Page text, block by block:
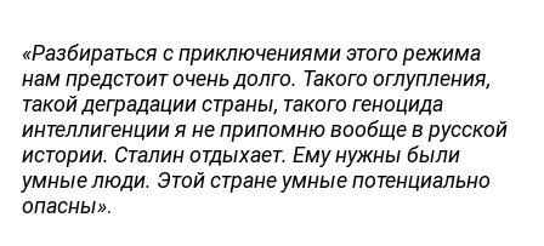
«Разбираться с приключениями этого режима
нам предстоит очень долго. Такого оглупления,
такой деградации страны, такого геноцида
интеллигенции я не припомню вообще в русской
истории. Сталин отдыхает. Ему нужны были
умные люди. Этой стране умные потенциально
опасны».